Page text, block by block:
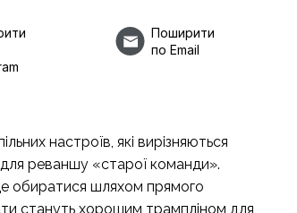
Поширити
по Email
настроїв, які вирізняються
реваншу «старої команди».
обиратися шляхом прямого
стануть хорошим трампліном для